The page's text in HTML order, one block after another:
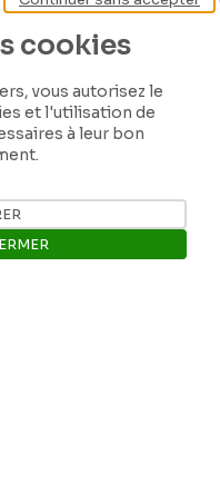
cookies
vous autorisez le
et l'utilisation de
à leur bon